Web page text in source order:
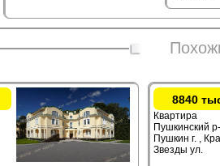
8840
Квартира
Пушкинский
Пушкин г. ,
Звезды ул.